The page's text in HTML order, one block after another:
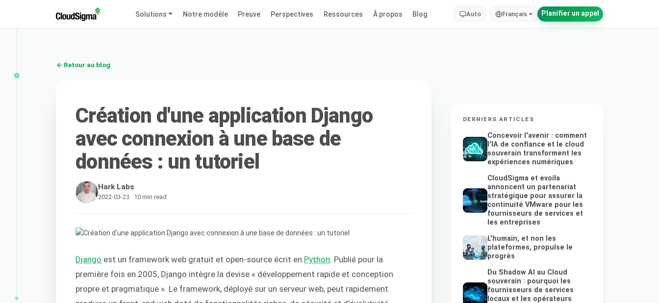
Solutions Notre modèle Preuve Perspectives Ressources À propos Blog Auto Français Planifier un appel
Retour au blog
Création d'une application Django
avec connexion à une base de
données : un tutoriel
Hark Labs
2022-03-23 · 10 min read
Django est un framework web gratuit et open-source écrit en Python . Publié pour la
première fois en 2005, Django intègre la devise « développement rapide et conception
propre et pragmatique ». Le framework, déployé sur un serveur web, peut rapidement
DERNIERS ARTICLES
Concevoir l'avenir : comment
l'IA de confiance et le cloud
souverain transforment les
expériences numériques
CloudSigma et evoila
annoncent un partenariat
stratégique pour assurer la
continuité VMware pour les
fournisseurs de services et
les entreprises
L'humain, et non les
plateformes, propulse le
progrès
Du Shadow AI au Cloud
souverain : pourquoi les
fournisseurs de services
locaux et les opérateurs